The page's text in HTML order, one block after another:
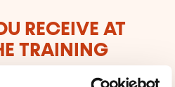
RECEIVE AT
TRAINING